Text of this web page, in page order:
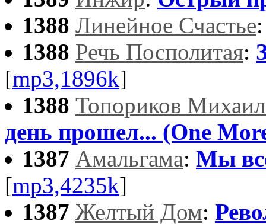
1388 Линейное Счастье
1388 Речь Посполитая:
[mp3,1896k]
1388 Топориков
день прошел... (One
1387 Амальгама: Мы
[mp3,4235k]
1387 Желтый Дом: